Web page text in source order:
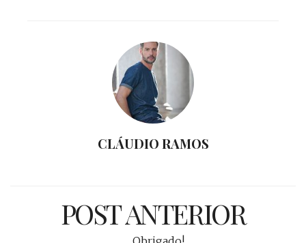
CLÁUDIO RAMOS
POST ANTERIOR